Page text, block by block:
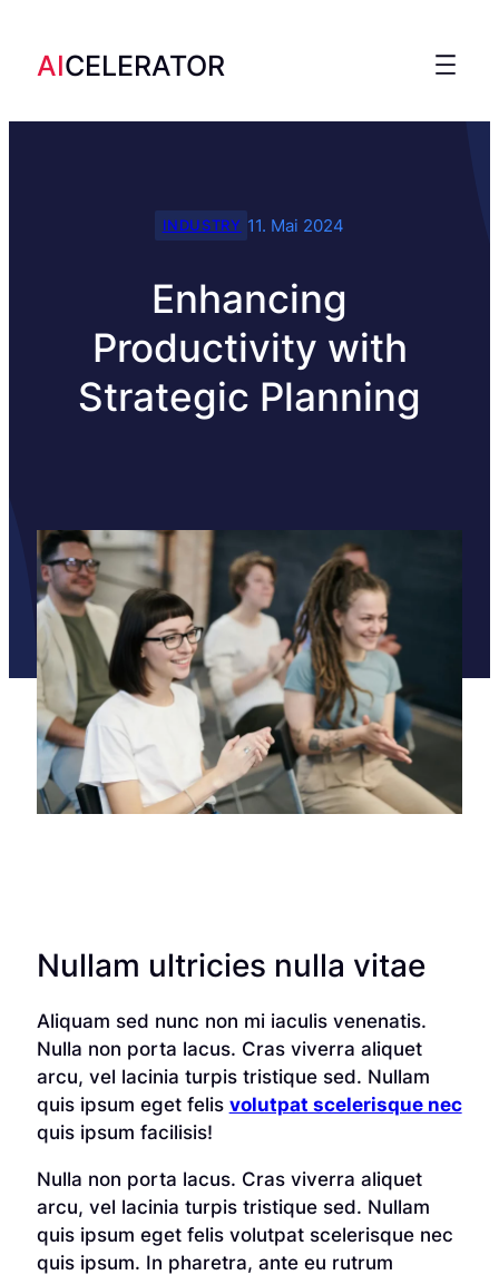
AICELERATOR
INDUSTRY 11. Mai 2024
Enhancing
Productivity with
Strategic Planning
Nullam ultricies nulla vitae
Aliquam sed nunc non mi iaculis venenatis.
Nulla non porta lacus. Cras viverra aliquet
arcu, vel lacinia turpis tristique sed. Nullam
quis ipsum eget felis volutpat scelerisque nec
quis ipsum facilisis!
Nulla non porta lacus. Cras viverra aliquet
arcu, vel lacinia turpis tristique sed. Nullam
quis ipsum eget felis volutpat scelerisque nec
quis ipsum. In pharetra, ante eu rutrum